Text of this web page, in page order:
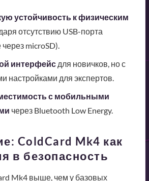
устойчивость к физическим
отсутствию USB-порта
microSD).
интерфейсдля новичков, но с
настройками для экспертов.
с мобильными
через Bluetooth Low Energy.
ColdCard Mk4 как
в безопасность
Mk4 выше, чем у базовых